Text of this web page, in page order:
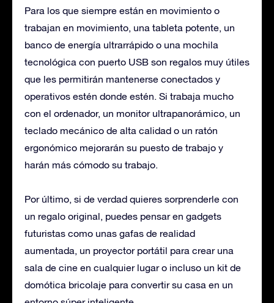
Para los que siempre están en movimiento o
trabajan en movimiento, una tableta potente, un
banco de energía ultrarrápido o una mochila
tecnológica con puerto USB son regalos muy útiles
que les permitirán mantenerse conectados y
operativos estén donde estén. Si trabaja mucho
con el ordenador, un monitor ultrapanorámico, un
teclado mecánico de alta calidad o un ratón
ergonómico mejorarán su puesto de trabajo y
harán más cómodo su trabajo.
Por último, si de verdad quieres sorprenderle con
un regalo original, puedes pensar en gadgets
futuristas como unas gafas de realidad
aumentada, un proyector portátil para crear una
sala de cine en cualquier lugar o incluso un kit de
domótica bricolaje para convertir su casa en un